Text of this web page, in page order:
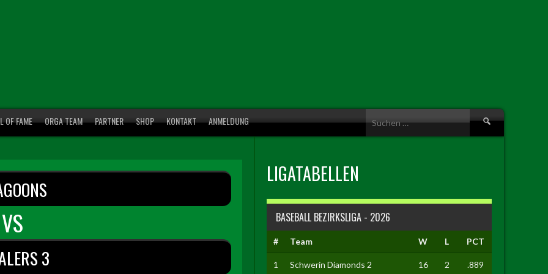
OF FAME ORGA TEAM PARTNER SHOP KONTAKT ANMELDUNG
Suche
VS
3
LIGATABELLEN
BASEBALL BEZIRKSLIGA - 2026
# Team W L PCT
1 Schwerin Diamonds 2 16 2 .889